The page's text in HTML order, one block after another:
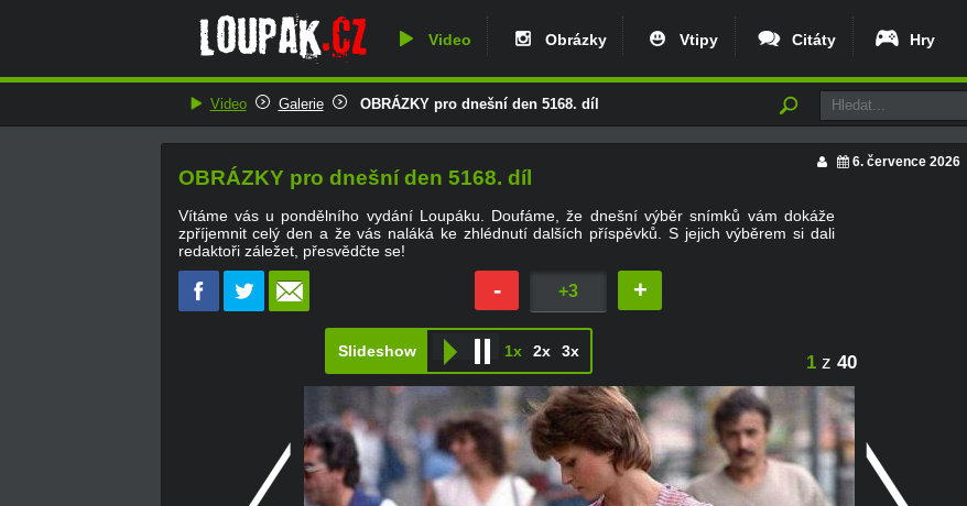
Video Obrázky Vtipy Citáty Hry
Video Galerie OBRÁZKY pro dnešní den 5168. díl
OBRÁZKY pro dnešní den 5168. díl
6. července 2026
Vítáme vás u pondělního vydání Loupáku. Doufáme, že dnešní výběr snímků vám dokáže
zpříjemnit celý den a že vás naláká ke zhlédnutí dalších příspěvků. S jejich výběrem si dali
redaktoři záležet, přesvědčte se!
- +3 +
Slideshow 1x 2x 3x 1 z 40